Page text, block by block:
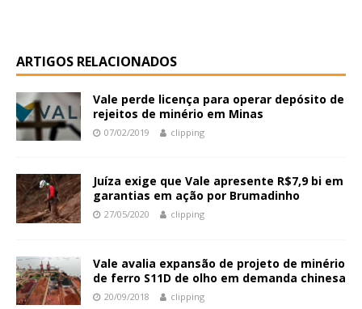
ARTIGOS RELACIONADOS
Vale perde licença para operar depósito de
rejeitos de minério em Minas
07/02/2019 clipping
Juíza exige que Vale apresente R$7,9 bi em
garantias em ação por Brumadinho
27/05/2020 clipping
Vale avalia expansão de projeto de minério
de ferro S11D de olho em demanda chinesa
20/09/2018 clipping